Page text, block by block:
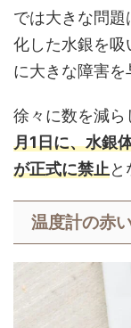
では大きな問
化した水銀を
に大きな障害を
徐々に数を減ら
月1日に、水銀
が正式に禁止と
温度計の赤